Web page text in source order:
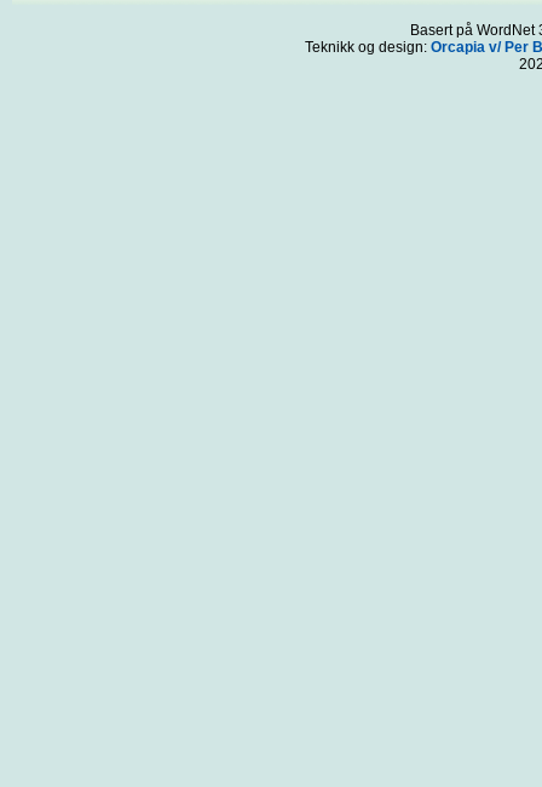
Basert på
Teknikk og design: Orcapia v/ Per